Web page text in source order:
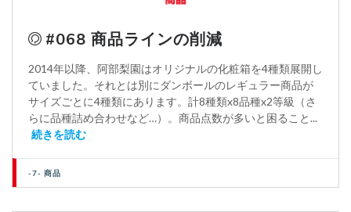
#068 商品ラインの削減
2014年以降、阿部梨園はオリジナルの化粧箱を4種類展開し
ていました。それとは別にダンボールのレギュラー商品が
サイズごとに4種類にあります。計8種類x8品種x2等級（さ
らに品種詰め合わせなど…）。商品点数が多いと困ること...
続きを読む
-7- 商品